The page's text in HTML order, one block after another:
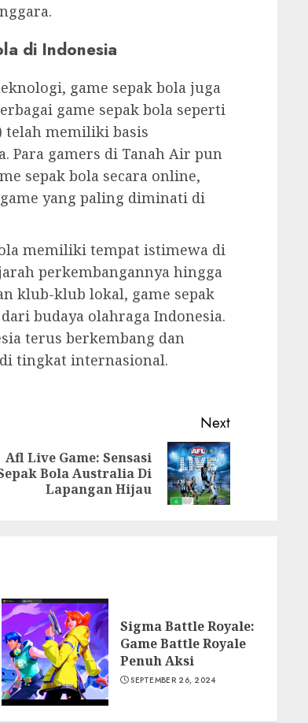
di Indonesia
game sepak bola juga
game sepak bola seperti
telah memiliki basis
Para gamers di Tanah Air pun
sepak bola secara online,
yang paling diminati di
memiliki tempat istimewa di
perkembangannya hingga
klub-klub lokal, game sepak
budaya olahraga Indonesia.
terus berkembang dan
tingkat internasional.
Next
Afl Live Game: Sensasi
Bola Australia Di
Lapangan Hijau
Sigma Battle Royale:
Game Battle Royale
Penuh Aksi
SEPTEMBER 26, 2024